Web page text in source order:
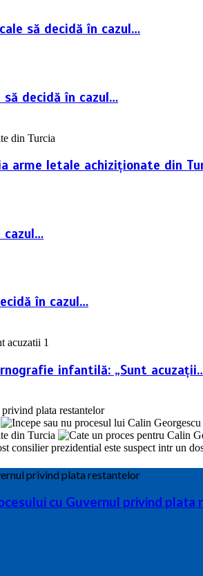
să decidă în cazul…
să decidă în cazul…
arme letale achiziționate din
cazul…
în cazul…
infantilă: „Sunt
cu Guvernul privind